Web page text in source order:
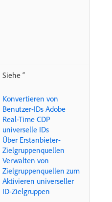
Siehe “
Konvertieren von
Benutzer-IDs Adobe
Real-Time CDP
universelle IDs
Über Erstanbieter-
Zielgruppenquellen
Verwalten von
Zielgruppenquellen zum
Aktivieren universeller
ID-Zielgruppen